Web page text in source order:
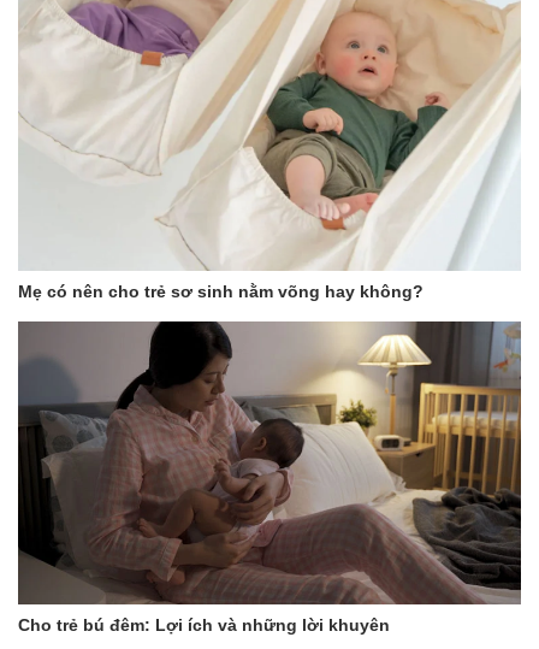
Mẹ có nên cho trẻ sơ sinh nằm võng hay không?
Cho trẻ bú đêm: Lợi ích và những lời khuyên